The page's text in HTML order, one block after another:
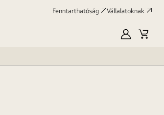
Fenntarthatóság Vállalatoknak
SajátKosár